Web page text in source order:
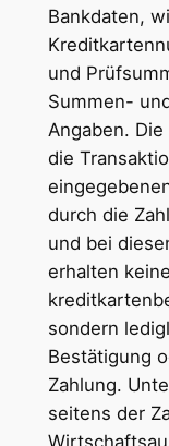
Bankdaten,
und
Summen-
Angaben.
die
durch die
und bei
erhalten
sondern
Bestätigung
Zahlung.
seitens der